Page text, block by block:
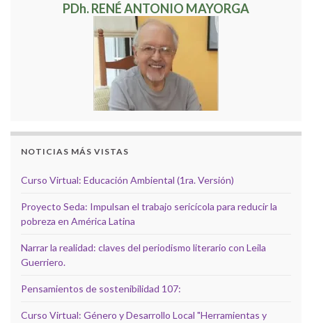
PDh. RENÉ ANTONIO MAYORGA
NOTICIAS MÁS VISTAS
Curso Virtual: Educación Ambiental (1ra. Versión)
Proyecto Seda: Impulsan el trabajo sericícola para reducir la
pobreza en América Latina
Narrar la realidad: claves del periodismo literario con Leila
Guerriero.
Pensamientos de sostenibilidad 107:
Curso Virtual: Género y Desarrollo Local "Herramientas y